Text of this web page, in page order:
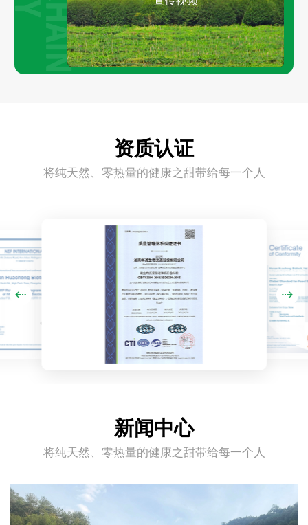
资质认证
将纯天然、零热量的健康之甜带给每一个人
新闻中心
将纯天然、零热量的健康之甜带给每一个人